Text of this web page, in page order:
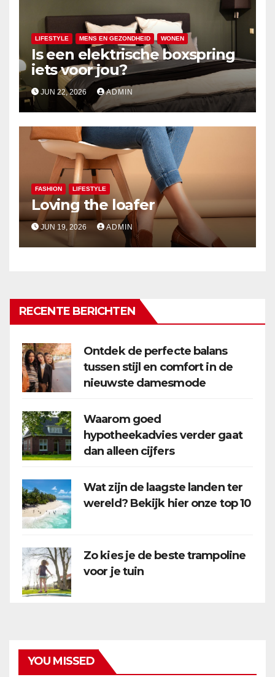
LIFESTYLE MENS EN GEZONDHEID WONEN
Is een elektrische boxspring
iets voor jou?
JUN 22, 2026 ADMIN
FASHION LIFESTYLE
Loving the loafer
JUN 19, 2026 ADMIN
RECENTE BERICHTEN
Ontdek de perfecte balans
tussen stijl en comfort in de
nieuwste damesmode
Waarom goed
hypotheekadvies verder gaat
dan alleen cijfers
Wat zijn de laagste landen ter
wereld? Bekijk hier onze top 10
Zo kies je de beste trampoline
voor je tuin
YOU MISSED